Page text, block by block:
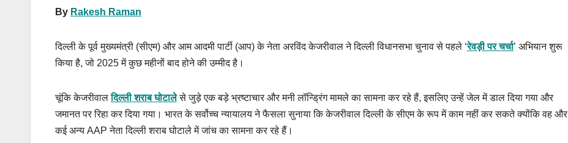
By Rakesh Raman
दिल्ली के पूर्व मुख्यमंत्री (सीएम) और आम आदमी पार्टी (आप) के नेता अरविंद केजरीवाल ने दिल्ली विधानसभा चुनाव से पहले ‘रेवड़ी पर चर्चा’ अभियान शुरू
किया है, जो 2025 में कुछ महीनों बाद होने की उम्मीद है।
चूंकि केजरीवालदिल्ली शराब घोटालेसे जुड़े एक बड़े भ्रष्टाचार और मनी लॉन्ड्रिंग मामले का सामना कर रहे हैं, इसलिए उन्हें जेल में डाल दिया गया और
जमानत पर रिहा कर दिया गया। भारत के सर्वोच्च न्यायालय ने फैसला सुनाया कि केजरीवाल दिल्ली के सीएम के रूप में काम नहीं कर सकते क्योंकि वह और
कई अन्य AAP नेता दिल्ली शराब घोटाले में जांच का सामना कर रहे हैं।